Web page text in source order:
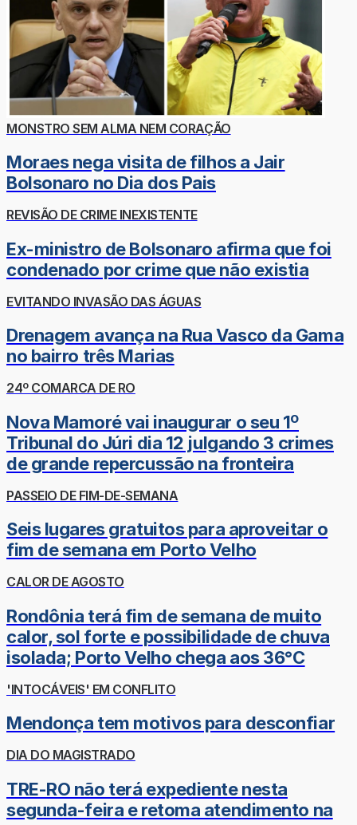
MONSTRO SEM ALMA NEM CORAÇÃO
Moraes nega visita de filhos a Jair
Bolsonaro no Dia dos Pais
REVISÃO DE CRIME INEXISTENTE
Ex-ministro de Bolsonaro afirma que foi
condenado por crime que não existia
EVITANDO INVASÃO DAS ÁGUAS
Drenagem avança na Rua Vasco da Gama
no bairro três Marias
24º COMARCA DE RO
Nova Mamoré vai inaugurar o seu 1º
Tribunal do Júri dia 12 julgando 3 crimes
de grande repercussão na fronteira
PASSEIO DE FIM-DE-SEMANA
Seis lugares gratuitos para aproveitar o
fim de semana em Porto Velho
CALOR DE AGOSTO
Rondônia terá fim de semana de muito
calor, sol forte e possibilidade de chuva
isolada; Porto Velho chega aos 36°C
'INTOCÁVEIS' EM CONFLITO
Mendonça tem motivos para desconfiar
DIA DO MAGISTRADO
TRE-RO não terá expediente nesta
segunda-feira e retoma atendimento na